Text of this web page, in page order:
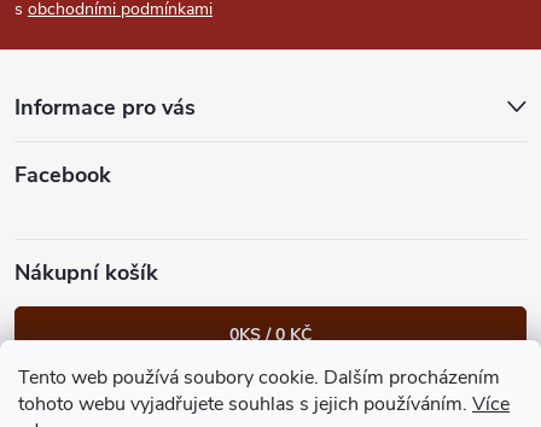
Tento web používá soubory cookie. Dalším procházením
tohoto webu vyjadřujete souhlas s jejich používáním. Více
a
s obchodními podmínkami
Informace pro vás
Facebook
Nákupní košík
0KS /0 KČ
Heureka.cz Facebook Instagram Bonvolo - přidej se taky